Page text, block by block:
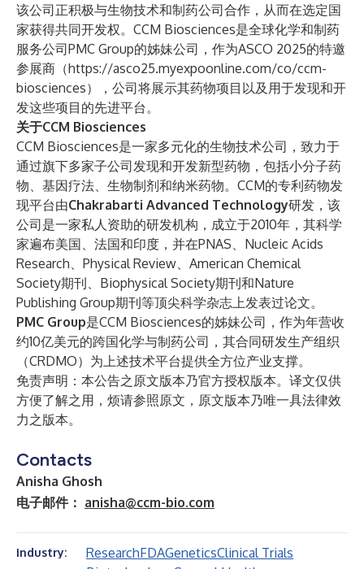
该公司正积极与生物技术和制药公司合作，从而在选定国
家获得共同开发权。CCM Biosciences是全球化学和制药
服务公司PMC Group的姊妹公司，作为ASCO 2025的特邀
参展商（https://asco25.myexpoonline.com/co/ccm-
biosciences），公司将展示其药物项目以及用于发现和开
发这些项目的先进平台。
关于CCM Biosciences
CCM Biosciences是一家多元化的生物技术公司，致力于
通过旗下多家子公司发现和开发新型药物，包括小分子药
物、基因疗法、生物制剂和纳米药物。CCM的专利药物发
现平台由Chakrabarti Advanced Technology研发，该
公司是一家私人资助的研发机构，成立于2010年，其科学
家遍布美国、法国和印度，并在PNAS、Nucleic Acids
Research、Physical Review、American Chemical
Society期刊、Biophysical Society期刊和Nature
Publishing Group期刊等顶尖科学杂志上发表过论文。
PMC Group是CCM Biosciences的姊妹公司，作为年营收
约10亿美元的跨国化学与制药公司，其合同研发生产组织
（CRDMO）为上述技术平台提供全方位产业支撑。
免责声明：本公告之原文版本乃官方授权版本。译文仅供
方便了解之用，烦请参照原文，原文版本乃唯一具法律效
力之版本。
Contacts
Anisha Ghosh
电子邮件： anisha@ccm-bio.com
Industry: ResearchFDAGeneticsClinical Trials